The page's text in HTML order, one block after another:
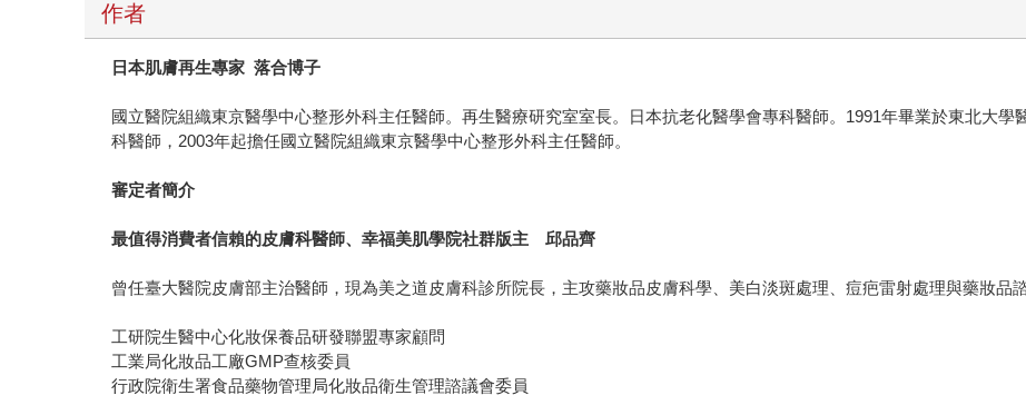
作者
日本肌膚再生專家 落合博子
國立醫院組織東京醫學中心整形外科主任醫師。再生醫療研究室室長。日本抗老化醫學會專科醫師。1991年畢業於東北大
科醫師，2003年起擔任國立醫院組織東京醫學中心整形外科主任醫師。
審定者簡介
最值得消費者信賴的皮膚科醫師、幸福美肌學院社群版主 邱品齊
曾任臺大醫院皮膚部主治醫師，現為美之道皮膚科診所院長，主攻藥妝品皮膚科學、美白淡斑處理、痘疤雷射處理與藥妝品諮
工研院生醫中心化妝保養品研發聯盟專家顧問
工業局化妝品工廠GMP查核委員
行政院衛生署食品藥物管理局化妝品衛生管理諮議會委員